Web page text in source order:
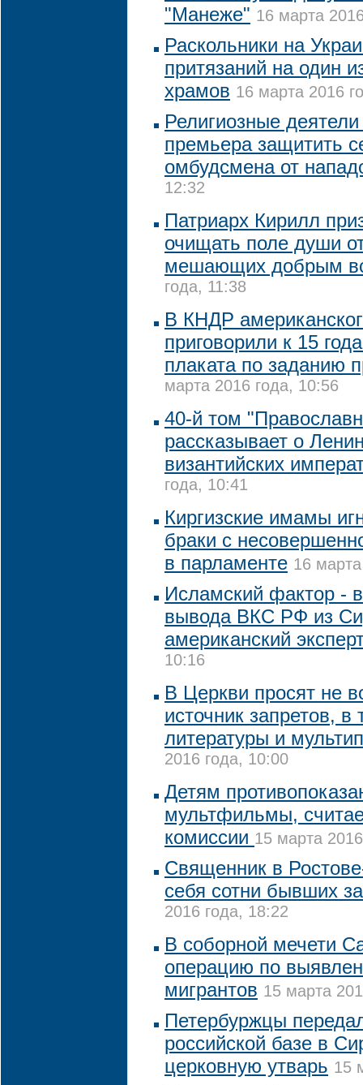
"Манеже" 16 марта
Раскольники на
притязаний на один
храмов 16 марта 2016
Религиозные
премьера защитить
омбудсмена от
12:32
Патриарх Кирилл
очищать поле души
мешающих добрым
года, 11:38
В КНДР
приговорили к 15
плаката по заданию
марта 2016 года, 10:56
40-й том
рассказывает о
византийских
года, 10:41
Киргизские имамы
браки с
в парламенте 16
Исламский фактор -
вывода ВКС РФ из
американский
10:16
В Церкви просят не
источник запретов, в
литературы и
2016 года, 10:00
Детям
мультфильмы,
комиссии 15 марта
Священник в
себя сотни бывших
2016 года, 18:22
В соборной мечети
операцию по
мигрантов 15 марта
Петербуржцы
российской базе в
церковную утварь 15